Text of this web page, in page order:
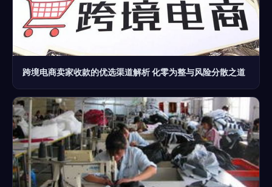
跨境电商卖家收款的优选渠道解析 化零为整与风险分散之道